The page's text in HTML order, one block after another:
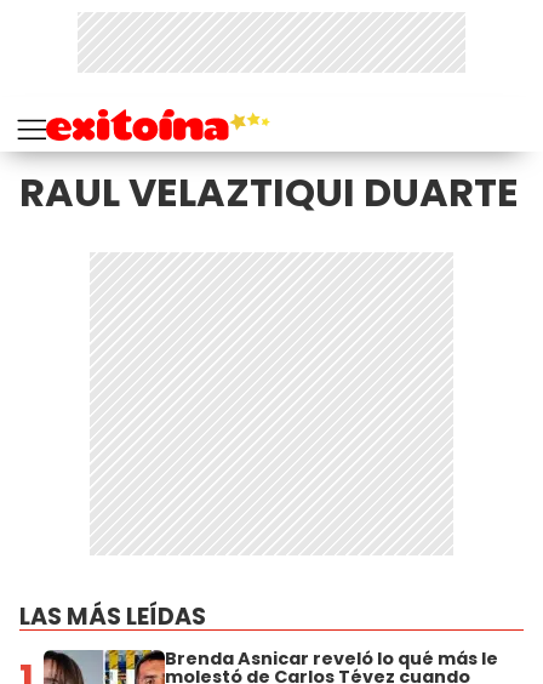
RAUL VELAZTIQUI DUARTE
LAS MÁS LEÍDAS
Brenda Asnicar reveló lo qué más le
molestó de Carlos Tévez cuando